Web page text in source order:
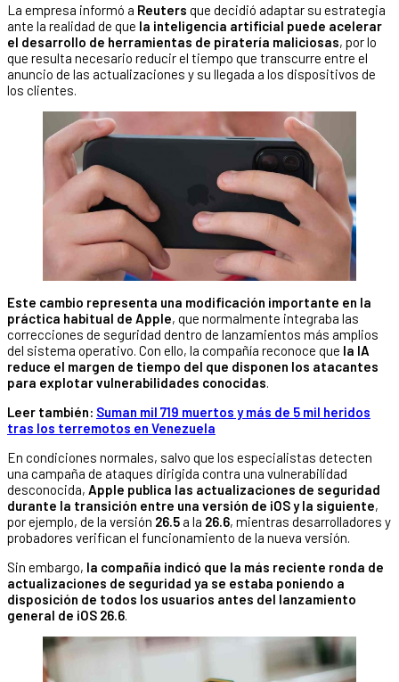
La empresa informó a Reuters que decidió adaptar su estrategia
ante la realidad de que la inteligencia artificial puede acelerar
el desarrollo de herramientas de piratería maliciosas, por lo
que resulta necesario reducir el tiempo que transcurre entre el
anuncio de las actualizaciones y su llegada a los dispositivos de
los clientes.
Este cambio representa una modificación importante en la
práctica habitual de Apple, que normalmente integraba las
correcciones de seguridad dentro de lanzamientos más amplios
del sistema operativo. Con ello, la compañía reconoce que la IA
reduce el margen de tiempo del que disponen los atacantes
para explotar vulnerabilidades conocidas.
Leer también: Suman mil 719 muertos y más de 5 mil heridos
tras los terremotos en Venezuela
En condiciones normales, salvo que los especialistas detecten
una campaña de ataques dirigida contra una vulnerabilidad
desconocida, Apple publica las actualizaciones de seguridad
durante la transición entre una versión de iOS y la siguiente,
por ejemplo, de la versión 26.5 a la 26.6, mientras desarrolladores y
probadores verifican el funcionamiento de la nueva versión.
Sin embargo, la compañía indicó que la más reciente ronda de
actualizaciones de seguridad ya se estaba poniendo a
disposición de todos los usuarios antes del lanzamiento
general de iOS 26.6.